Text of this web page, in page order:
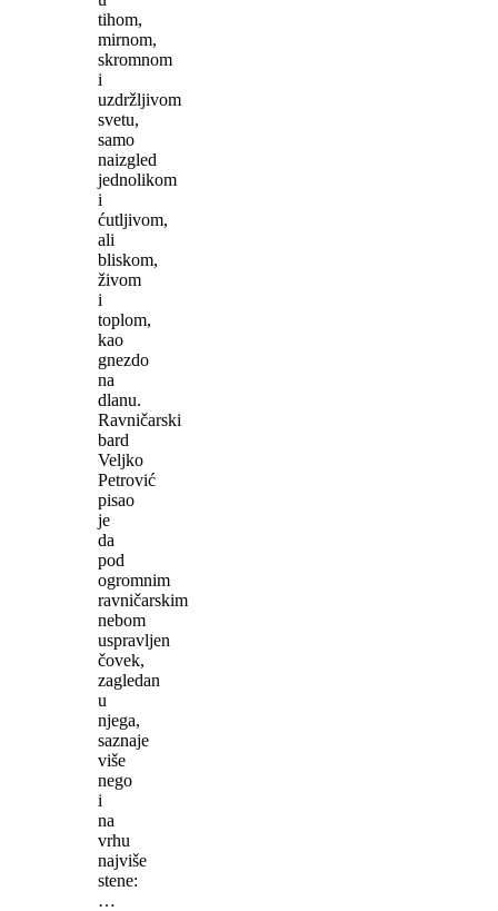
tihom,
mirnom,
skromnom
i
uzdržljivom
svetu,
samo
naizgled
jednolikom
i
ćutljivom,
ali
bliskom,
živom
i
toplom,
kao
gnezdo
na
dlanu.
Ravničarski
bard
Veljko
Petrović
pisao
je
da
pod
ogromnim
ravničarskim
nebom
uspravljen
čovek,
zagledan
u
njega,
saznaje
više
nego
i
na
vrhu
najviše
stene:
…